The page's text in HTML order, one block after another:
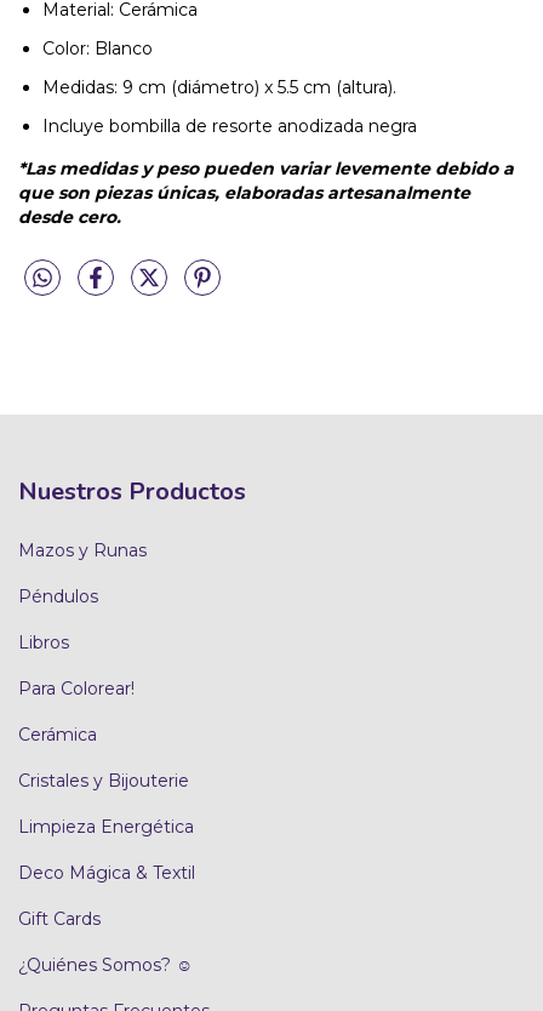
Material: Cerámica
Color: Blanco
Medidas: 9 cm (diámetro) x 5.5 cm (altura).
Incluye bombilla de resorte anodizada negra
*Las medidas y peso pueden variar levemente debido a
que son piezas únicas, elaboradas artesanalmente
desde cero.
Nuestros Productos
Mazos y Runas
Péndulos
Libros
Para Colorear!
Cerámica
Cristales y Bijouterie
Limpieza Energética
Deco Mágica & Textil
Gift Cards
¿Quiénes Somos? ☺